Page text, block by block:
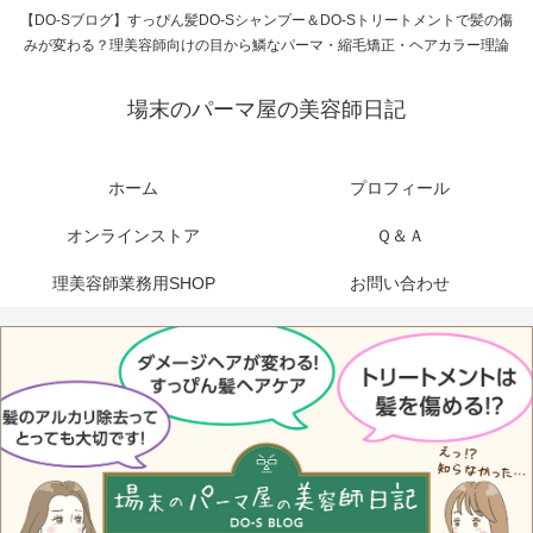
【DO-Sブログ】すっぴん髪DO-Sシャンプー＆DO-Sトリートメントで髪の傷
みが変わる？理美容師向けの目から鱗なパーマ・縮毛矯正・ヘアカラー理論
場末のパーマ屋の美容師日記
ホーム プロフィール
オンラインストア Ｑ＆Ａ
理美容師業務用SHOP お問い合わせ